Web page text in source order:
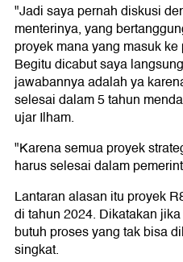
"Jadi saya pernah diskusi
menterinya, yang
proyek mana yang masuk
Begitu dicabut saya
jawabannya adalah ya
selesai dalam 5 tahun
ujar Ilham.
"Karena semua proyek
harus selesai dalam
Lantaran alasan itu proyek
di tahun 2024. Dikatakan
butuh proses yang tak bisa
singkat.